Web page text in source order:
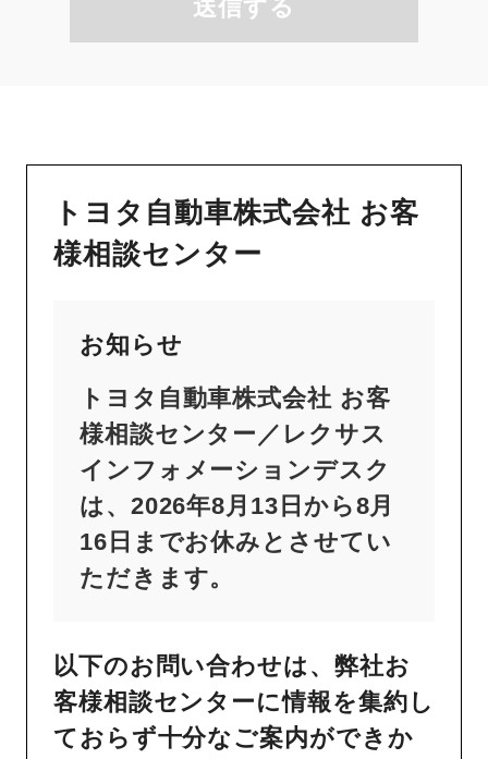
送信する
トヨタ自動車株式会社 お客
様相談センター
お知らせ
トヨタ自動車株式会社 お客
様相談センター／レクサス
インフォメーションデスク
は、2026年8月13日から8月
16日までお休みとさせてい
ただきます。
以下のお問い合わせは、弊社お
客様相談センターに情報を集約し
ておらず十分なご案内ができか